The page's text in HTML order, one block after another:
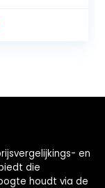
modern
en
die
houdt via de